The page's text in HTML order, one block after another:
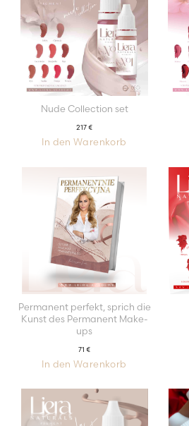
Nude Collection set
217€
In den Warenkorb
Permanent perfekt, sprich die
Kunst des Permanent Make-
ups
71 €
In den Warenkorb